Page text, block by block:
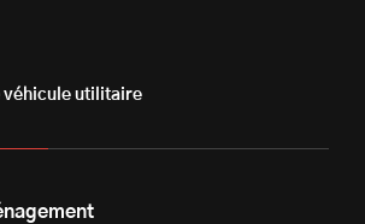
véhicule utilitaire